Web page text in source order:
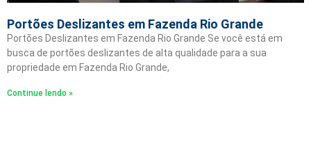
Portões Deslizantes em Fazenda Rio Grande
Portões Deslizantes em Fazenda Rio Grande Se você está em
busca de portões deslizantes de alta qualidade para a sua
propriedade em Fazenda Rio Grande,
Continue lendo »